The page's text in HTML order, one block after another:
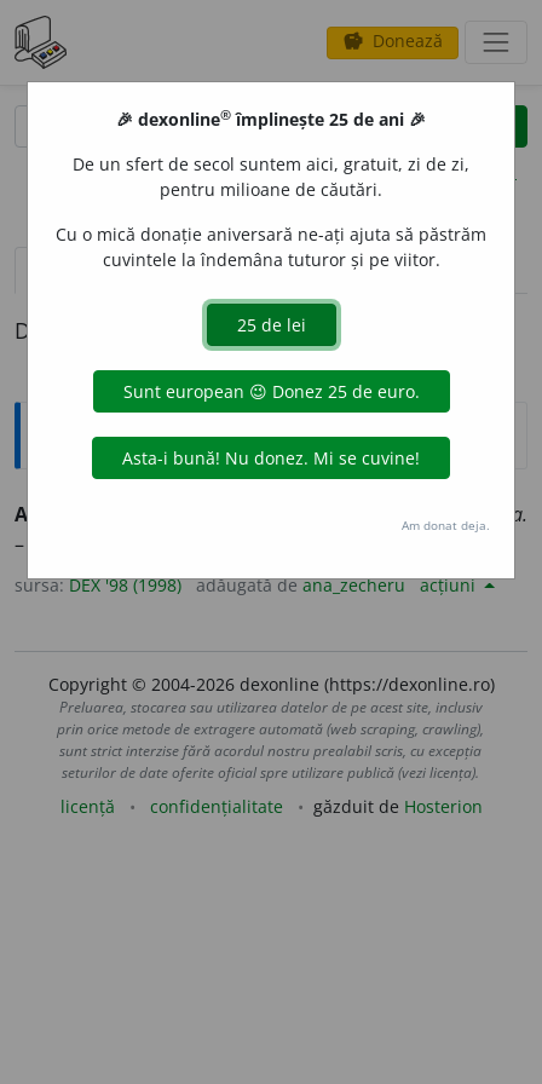
savings Donează
clear
opțiuni
definiții (1) pronunțievolume_up (29)
Definiția cu ID-ul 473:
Explicative DEX
ACCIDENT
a (se) accidenta.
–
sursa:DEX '98 (1998) adăugată deana_zecheru acțiuni
Copyright © 2004-2026 dexonline (https://dexonline.ro)
Preluarea, stocarea sau utilizarea datelor de pe acest site, inclusiv
prin orice metode de extragere automată (web scraping, crawling),
sunt strict interzise fără acordul nostru prealabil scris, cu excepția
seturilor de date oferite oficial spre utilizare publică (vezi licența).
licență confidențialitate găzduit de Hosterion
🎉 dexonline® împlinește 25 de ani 🎉
De un sfert de secol suntem aici, gratuit, zi de zi,
pentru milioane de căutări.
Cu o mică donație aniversară ne-ați ajuta să păstrăm
cuvintele la îndemâna tuturor și pe viitor.
Am donat deja.